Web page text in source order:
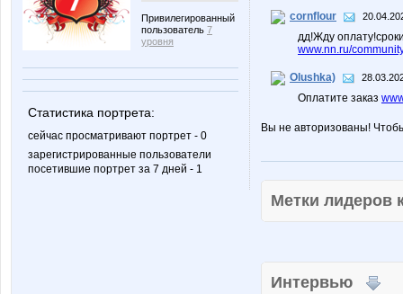
Привилегированный
пользователь 7
уровня
Статистика портрета:
сейчас просматривают портрет - 0
зарегистрированные пользователи
посетившие портрет за 7 дней - 1
cornflour
дд!Жду
www.nn.ru/
Olushka)
Оплатите заказ
Вы не авторизованы!
Метки
Интервью